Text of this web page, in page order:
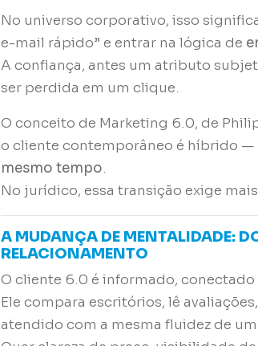
No universo corporativo, isso
e-mail rápido” e entrar na lógica de
A confiança, antes um atributo
ser perdida em um clique.
O conceito de Marketing 6.0, de
o cliente contemporâneo é híbrido —
mesmo tempo.
No jurídico, essa transição exige
A MUDANÇA DE MENTALIDADE:
RELACIONAMENTO
O cliente 6.0 é informado, conectado
Ele compara escritórios, lê
atendido com a mesma fluidez de